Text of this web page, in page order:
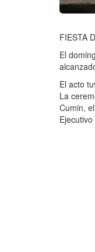
FIESTA
El
El acto
La
Cumin,